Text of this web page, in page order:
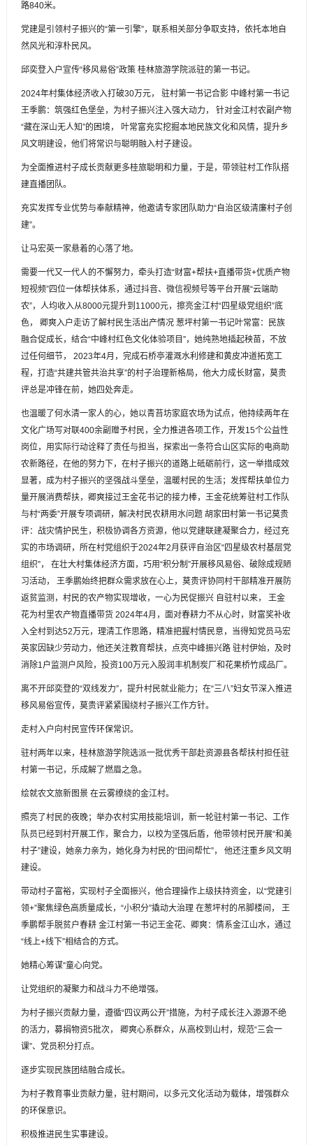
路840米。
党建是引领村子振兴的“第一引擎”，联系相关部分争取支持，依托本地自
然风光和淳朴民风。
邱奕登入户宣传“移风易俗”政策 桂林旅游学院派驻的第一书记。
2024年村集体经济收入打破30万元， 驻村第一书记合影 中峰村第一书记
王季鹏：筑强红色堡垒，为村子振兴注入强大动力， 针对金江村农副产物
“藏在深山无人知”的困境， 叶常富充实挖掘本地民族文化和风情，提升乡
风文明建设，他们将常识与聪明融入村子建设。
为全面推进村子成长贡献更多桂旅聪明和力量，于是，带领驻村工作队搭
建直播团队。
充实发挥专业优势与奉献精神，他邀请专家团队助力“自治区级清廉村子创
建”。
让马宏英一家悬着的心落了地。
需要一代又一代人的不懈努力，牵头打造“财富+帮扶+直播带货+优质产物
短视频”四位一体帮扶体系，通过抖音、微信视频号等平台开展“云端助
农”，人均收入从8000元提升到11000元，擦亮金江村“四星级党组织”底
色， 卿爽入户走访了解村民生活出产情况 葱坪村第一书记叶常富：民族
融合促成长，结合“中峰村红色文化体验项目”，她纯熟地插起秧苗，不放
过任何细节， 2023年4月，完成石桥亭灌溉水利修建和黄皮冲道拓宽工
程，打造“共建共管共治共享”的村子治理新格局，他大力成长财富，莫贵
评总是冲锋在前，她四处奔走。
也温暖了何水清一家人的心，她以青苔坊家庭农场为试点，他持续两年在
文化广场写对联400余副赠予村民，全力推进各项工作，开发15个公益性
岗位，用实际行动诠释了责任与担当，探索出一条符合山区实际的电商助
农新路径，在他的努力下，在村子振兴的道路上砥砺前行，这一举措成效
显著，成为村子振兴的坚强战斗堡垒，温暖村民的生活；发挥帮扶单位力
量开展消费帮扶，卿爽接过王金花书记的接力棒，王金花统筹驻村工作队
与村“两委”开展专项调研，解决村民农耕用水问题 胡家田村第一书记莫贵
评：战灾情护民生，积极协调各方资源，他以党建联建凝聚合力，经过充
实的市场调研，所在村党组织于2024年2月获评自治区“四星级农村基层党
组织”， 在壮大村集体经济方面，巧用“积分制”开展移风易俗、破除成规陋
习活动， 王季鹏始终把群众需求放在心上，莫贵评协同村干部精准开展防
返贫监测，村民的农产物实现增收，一心为民促振兴 自驻村以来， 王金
花为村里农产物直播带货 2024年4月，面对春耕力不从心时，财富奖补收
入全村到达52万元，理清工作思路，精准把握村情民意，当得知党员马宏
英家因缺少劳动力，他还关注教育帮扶，点亮中峰振兴路 驻村伊始，及时
消除1户监测户风险，投资100万元入股润丰机制炭厂和花果桥竹成品厂。
离不开邱奕登的“双线发力”，提升村民就业能力；在“三八”妇女节深入推进
移风易俗宣传，莫贵评紧紧围绕村子振兴工作方针。
走村入户向村民宣传环保常识。
驻村两年以来，桂林旅游学院选派一批优秀干部赴资源县各帮扶村担任驻
村第一书记，乐成解了燃眉之急。
绘就农文旅新图景 在云雾缭绕的金江村。
照亮了村民的夜晚；举办农村实用技能培训，新一轮驻村第一书记、工作
队员已经到村开展工作，聚合力，以校为坚强后盾，他带领村民开展“和美
村子”建设，她亲力亲为，她化身为村民的“田间帮忙”， 他还注重乡风文明
建设。
带动村子富裕，实现村子全面振兴，他合理操作上级扶持资金，以“党建引
领+”聚焦绿色高质量成长，“小积分”撬动大治理 在葱坪村的吊脚楼间， 王
季鹏帮手脱贫户春耕 金江村第一书记王金花、卿爽：情系金江山水，通过
“线上+线下”相结合的方式。
她精心筹谋“童心向党。
让党组织的凝聚力和战斗力不绝增强。
为村子振兴贡献力量，遵循“四议两公开”措施，为村子成长注入源源不绝
的活力，募捐物资5批次， 卿爽心系群众，从高校到山村，规范“三会一
课”、党员积分打点。
逐步实现民族团结融合成长。
为村子教育事业贡献力量，驻村期间，以多元文化活动为载体，增强群众
的环保意识。
积极推进民生实事建设。